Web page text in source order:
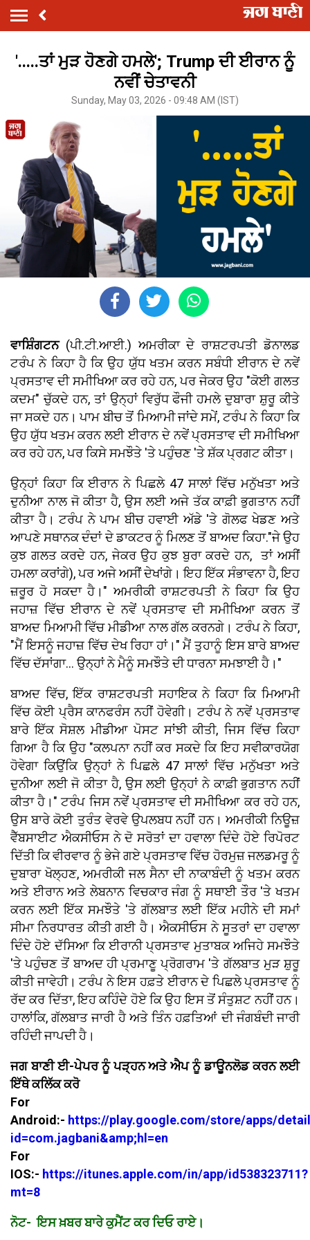
'.....ਤਾਂ ਮੁੜ ਹੋਣਗੇ ਹਮਲੇ'; Trump ਦੀ ਈਰਾਨ ਨੂੰ
ਨਵੀਂ ਚੇਤਾਵਨੀ
Sunday, May 03, 2026 - 09:48 AM (IST)
ਵਾਸ਼ਿੰਗਟਨ(ਪੀ.ਟੀ.ਆਈ.) ਅਮਰੀਕਾ ਦੇ ਰਾਸ਼ਟਰਪਤੀ ਡੋਨਾਲਡ
ਟਰੰਪ ਨੇ ਕਿਹਾ ਹੈ ਕਿ ਉਹ ਯੁੱਧ ਖਤਮ ਕਰਨ ਸਬੰਧੀ ਈਰਾਨ ਦੇ ਨਵੇਂ
ਪ੍ਰਸਤਾਵ ਦੀ ਸਮੀਖਿਆ ਕਰ ਰਹੇ ਹਨ, ਪਰ ਜੇਕਰ ਉਹ "ਕੋਈ ਗਲਤ
ਕਦਮ" ਚੁੱਕਦੇ ਹਨ, ਤਾਂ ਉਨ੍ਹਾਂ ਵਿਰੁੱਧ ਫੌਜੀ ਹਮਲੇ ਦੁਬਾਰਾ ਸ਼ੁਰੂ ਕੀਤੇ
ਜਾ ਸਕਦੇ ਹਨ। ਪਾਮ ਬੀਚ ਤੋਂ ਮਿਆਮੀ ਜਾਂਦੇ ਸਮੇਂ, ਟਰੰਪ ਨੇ ਕਿਹਾ ਕਿ
ਉਹ ਯੁੱਧ ਖਤਮ ਕਰਨ ਲਈ ਈਰਾਨ ਦੇ ਨਵੇਂ ਪ੍ਰਸਤਾਵ ਦੀ ਸਮੀਖਿਆ
ਕਰ ਰਹੇ ਹਨ, ਪਰ ਕਿਸੇ ਸਮਝੌਤੇ 'ਤੇ ਪਹੁੰਚਣ 'ਤੇ ਸ਼ੱਕ ਪ੍ਰਗਟ ਕੀਤਾ।
ਉਨ੍ਹਾਂ ਕਿਹਾ ਕਿ ਈਰਾਨ ਨੇ ਪਿਛਲੇ 47 ਸਾਲਾਂ ਵਿੱਚ ਮਨੁੱਖਤਾ ਅਤੇ
ਦੁਨੀਆ ਨਾਲ ਜੋ ਕੀਤਾ ਹੈ, ਉਸ ਲਈ ਅਜੇ ਤੱਕ ਕਾਫ਼ੀ ਭੁਗਤਾਨ ਨਹੀਂ
ਕੀਤਾ ਹੈ। ਟਰੰਪ ਨੇ ਪਾਮ ਬੀਚ ਹਵਾਈ ਅੱਡੇ 'ਤੇ ਗੋਲਫ ਖੇਡਣ ਅਤੇ
ਆਪਣੇ ਸਥਾਨਕ ਦੰਦਾਂ ਦੇ ਡਾਕਟਰ ਨੂੰ ਮਿਲਣ ਤੋਂ ਬਾਅਦ ਕਿਹਾ."ਜੇ ਉਹ
ਕੁਝ ਗਲਤ ਕਰਦੇ ਹਨ, ਜੇਕਰ ਉਹ ਕੁਝ ਬੁਰਾ ਕਰਦੇ ਹਨ, ਤਾਂ ਅਸੀਂ
ਹਮਲਾ ਕਰਾਂਗੇ), ਪਰ ਅਜੇ ਅਸੀਂ ਦੇਖਾਂਗੇ। ਇਹ ਇੱਕ ਸੰਭਾਵਨਾ ਹੈ, ਇਹ
ਜ਼ਰੂਰ ਹੋ ਸਕਦਾ ਹੈ।" ਅਮਰੀਕੀ ਰਾਸ਼ਟਰਪਤੀ ਨੇ ਕਿਹਾ ਕਿ ਉਹ
ਜਹਾਜ਼ ਵਿੱਚ ਈਰਾਨ ਦੇ ਨਵੇਂ ਪ੍ਰਸਤਾਵ ਦੀ ਸਮੀਖਿਆ ਕਰਨ ਤੋਂ
ਬਾਅਦ ਮਿਆਮੀ ਵਿੱਚ ਮੀਡੀਆ ਨਾਲ ਗੱਲ ਕਰਨਗੇ। ਟਰੰਪ ਨੇ ਕਿਹਾ,
"ਮੈਂ ਇਸਨੂੰ ਜਹਾਜ਼ ਵਿੱਚ ਦੇਖ ਰਿਹਾ ਹਾਂ।" ਮੈਂ ਤੁਹਾਨੂੰ ਇਸ ਬਾਰੇ ਬਾਅਦ
ਵਿੱਚ ਦੱਸਾਂਗਾ... ਉਨ੍ਹਾਂ ਨੇ ਮੈਨੂੰ ਸਮਝੌਤੇ ਦੀ ਧਾਰਨਾ ਸਮਝਾਈ ਹੈ।"
ਬਾਅਦ ਵਿੱਚ, ਇੱਕ ਰਾਸ਼ਟਰਪਤੀ ਸਹਾਇਕ ਨੇ ਕਿਹਾ ਕਿ ਮਿਆਮੀ
ਵਿੱਚ ਕੋਈ ਪ੍ਰੈਸ ਕਾਨਫਰੰਸ ਨਹੀਂ ਹੋਵੇਗੀ। ਟਰੰਪ ਨੇ ਨਵੇਂ ਪ੍ਰਸਤਾਵ
ਬਾਰੇ ਇੱਕ ਸੋਸ਼ਲ ਮੀਡੀਆ ਪੋਸਟ ਸਾਂਝੀ ਕੀਤੀ, ਜਿਸ ਵਿੱਚ ਕਿਹਾ
ਗਿਆ ਹੈ ਕਿ ਉਹ "ਕਲਪਨਾ ਨਹੀਂ ਕਰ ਸਕਦੇ ਕਿ ਇਹ ਸਵੀਕਾਰਯੋਗ
ਹੋਵੇਗਾ ਕਿਉਂਕਿ ਉਨ੍ਹਾਂ ਨੇ ਪਿਛਲੇ 47 ਸਾਲਾਂ ਵਿੱਚ ਮਨੁੱਖਤਾ ਅਤੇ
ਦੁਨੀਆ ਲਈ ਜੋ ਕੀਤਾ ਹੈ, ਉਸ ਲਈ ਉਨ੍ਹਾਂ ਨੇ ਕਾਫ਼ੀ ਭੁਗਤਾਨ ਨਹੀਂ
ਕੀਤਾ ਹੈ।" ਟਰੰਪ ਜਿਸ ਨਵੇਂ ਪ੍ਰਸਤਾਵ ਦੀ ਸਮੀਖਿਆ ਕਰ ਰਹੇ ਹਨ,
ਉਸ ਬਾਰੇ ਕੋਈ ਤੁਰੰਤ ਵੇਰਵੇ ਉਪਲਬਧ ਨਹੀਂ ਹਨ। ਅਮਰੀਕੀ ਨਿਊਜ਼
ਵੈੱਬਸਾਈਟ ਐਕਸੀਓਸ ਨੇ ਦੋ ਸਰੋਤਾਂ ਦਾ ਹਵਾਲਾ ਦਿੰਦੇ ਹੋਏ ਰਿਪੋਰਟ
ਦਿੱਤੀ ਕਿ ਵੀਰਵਾਰ ਨੂੰ ਭੇਜੇ ਗਏ ਪ੍ਰਸਤਾਵ ਵਿੱਚ ਹੋਰਮੁਜ਼ ਜਲਡਮਰੂ ਨੂੰ
ਦੁਬਾਰਾ ਖੋਲ੍ਹਣ, ਅਮਰੀਕੀ ਜਲ ਸੈਨਾ ਦੀ ਨਾਕਾਬੰਦੀ ਨੂੰ ਖਤਮ ਕਰਨ
ਅਤੇ ਈਰਾਨ ਅਤੇ ਲੇਬਨਾਨ ਵਿਚਕਾਰ ਜੰਗ ਨੂੰ ਸਥਾਈ ਤੌਰ 'ਤੇ ਖਤਮ
ਕਰਨ ਲਈ ਇੱਕ ਸਮਝੌਤੇ 'ਤੇ ਗੱਲਬਾਤ ਲਈ ਇੱਕ ਮਹੀਨੇ ਦੀ ਸਮਾਂ
ਸੀਮਾ ਨਿਰਧਾਰਤ ਕੀਤੀ ਗਈ ਹੈ। ਐਕਸੀਓਸ ਨੇ ਸੂਤਰਾਂ ਦਾ ਹਵਾਲਾ
ਦਿੰਦੇ ਹੋਏ ਦੱਸਿਆ ਕਿ ਈਰਾਨੀ ਪ੍ਰਸਤਾਵ ਮੁਤਾਬਕ ਅਜਿਹੇ ਸਮਝੌਤੇ
'ਤੇ ਪਹੁੰਚਣ ਤੋਂ ਬਾਅਦ ਹੀ ਪ੍ਰਮਾਣੂ ਪ੍ਰੋਗਰਾਮ 'ਤੇ ਗੱਲਬਾਤ ਮੁੜ ਸ਼ੁਰੂ
ਕੀਤੀ ਜਾਵੇਹੀ। ਟਰੰਪ ਨੇ ਇਸ ਹਫ਼ਤੇ ਈਰਾਨ ਦੇ ਪਿਛਲੇ ਪ੍ਰਸਤਾਵ ਨੂੰ
ਰੱਦ ਕਰ ਦਿੱਤਾ, ਇਹ ਕਹਿੰਦੇ ਹੋਏ ਕਿ ਉਹ ਇਸ ਤੋਂ ਸੰਤੁਸ਼ਟ ਨਹੀਂ ਹਨ।
ਹਾਲਾਂਕਿ, ਗੱਲਬਾਤ ਜਾਰੀ ਹੈ ਅਤੇ ਤਿੰਨ ਹਫ਼ਤਿਆਂ ਦੀ ਜੰਗਬੰਦੀ ਜਾਰੀ
ਰਹਿੰਦੀ ਜਾਪਦੀ ਹੈ।
ਜਗ ਬਾਣੀ ਈ-ਪੇਪਰ ਨੂੰ ਪੜ੍ਹਨ ਅਤੇ ਐਪ ਨੂੰ ਡਾਊਨਲੋਡ ਕਰਨ ਲਈ
ਇੱਥੇ ਕਲਿੱਕ ਕਰੋ
For
Android:- https://play.google.com/store/apps/
id=com.jagbani&amp;hl=en
For
IOS:- https://itunes.apple.com/in/app/id538323711?
mt=8
ਨੋਟ- ਇਸ ਖ਼ਬਰ ਬਾਰੇ ਕੁਮੈਂਟ ਕਰ ਦਿਓ ਰਾਏ।